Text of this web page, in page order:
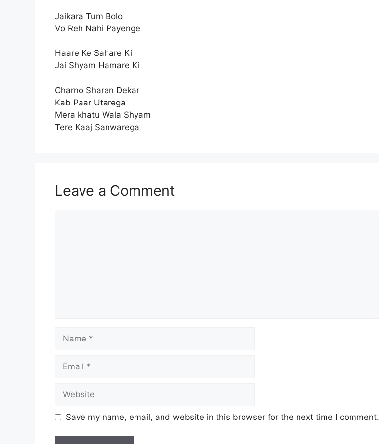
Jaikara Tum Bolo
Vo Reh Nahi Payenge
Haare Ke Sahare Ki
Jai Shyam Hamare Ki
Charno Sharan Dekar
Kab Paar Utarega
Mera khatu Wala Shyam
Tere Kaaj Sanwarega
Leave a Comment
Save my name, email, and website in this browser for the next time I comment.